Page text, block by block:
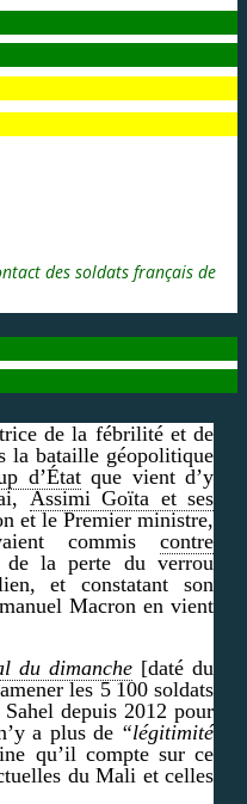
des soldats français de
de la fébrilité et de
la bataille géopolitique
d’Étatque vient d’y
Assimi Goïta et ses
et le Premier ministre,
commis contre
la perte du verrou
et constatant son
Macron en vient
du dimanche [daté du
les 5 100 soldats
depuis 2012 pour
a plus de “légitimité
qu’il compte sur ce
du Mali et celles